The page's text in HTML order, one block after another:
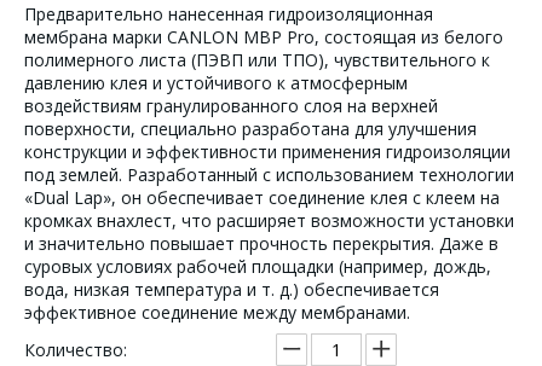
Предварительно нанесенная гидроизоляционная
мембрана марки CANLON MBP Pro, состоящая из белого
полимерного листа (ПЭВП или ТПО), чувствительного к
давлению клея и устойчивого к атмосферным
воздействиям гранулированного слоя на верхней
поверхности, специально разработана для улучшения
конструкции и эффективности применения гидроизоляции
под землей. Разработанный с использованием технологии
«Dual Lap», он обеспечивает соединение клея с клеем на
кромках внахлест, что расширяет возможности установки
и значительно повышает прочность перекрытия. Даже в
суровых условиях рабочей площадки (например, дождь,
вода, низкая температура и т. д.) обеспечивается
эффективное соединение между мембранами.
Количество: